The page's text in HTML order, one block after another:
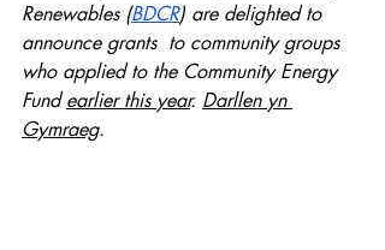
Renewables (BDCR) are delighted to
announce grants  to community groups
who applied to the Community Energy
Fund earlier this year. Darllen yn
Gymraeg.